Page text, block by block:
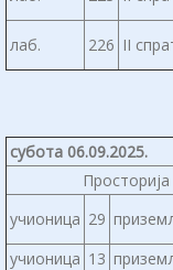
лаб.
226 II
субота 06.09.2025.
Просторија
учионица 29
учионица 13